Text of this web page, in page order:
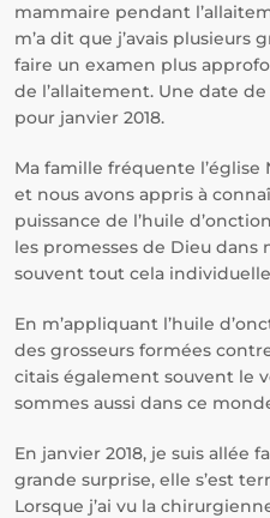
mammaire pendant
m’a dit que j’avais plusieurs
faire un examen plus
de l’allaitement. Une date
pour janvier 2018.
Ma famille fréquente
et nous avons appris à
puissance de l’huile
les promesses de Dieu dans
souvent tout cela
En m’appliquant l’huile
des grosseurs formées
citais également souvent le
sommes aussi dans ce
En janvier 2018, je suis allée
grande surprise, elle s’est
Lorsque j’ai vu la